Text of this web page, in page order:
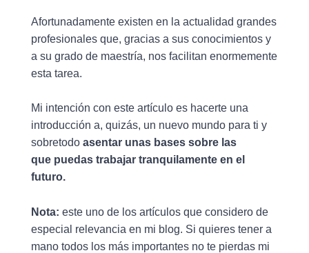
Afortunadamente existen en la actualidad grandes
profesionales que, gracias a sus conocimientos y
a su grado de maestría, nos facilitan enormemente
esta tarea.
Mi intención con este artículo es hacerte una
introducción a, quizás, un nuevo mundo para ti y
sobretodo asentar unas bases sobre las
que puedas trabajar tranquilamente en el
futuro.
Nota: este uno de los artículos que considero de
especial relevancia en mi blog. Si quieres tener a
mano todos los más importantes no te pierdas mi